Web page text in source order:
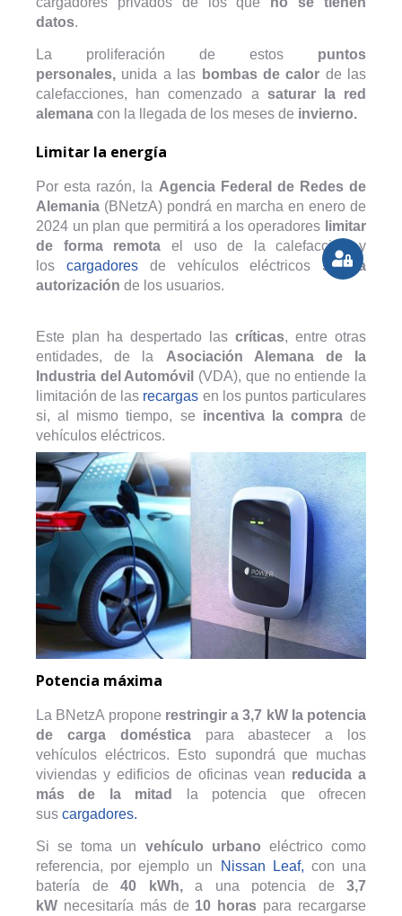
datos.
La proliferación de estos puntos
personales, unida a las bombas de calor de las
calefacciones, han comenzado a saturar la red
alemana con la llegada de los meses de invierno.
Limitar la energía
Por esta razón, la Agencia Federal de Redes de
Alemania (BNetzA) pondrá en marcha en enero de
2024 un plan que permitirá a los operadores limitar
de forma remota el uso de la calefacción y
los cargadoresde vehículos eléctricossin la
autorización de los usuarios.
Este plan ha despertado las críticas, entre otras
entidades, de la Asociación Alemana de la
Industria del Automóvil (VDA), que no entiende la
limitación de las recargas en los puntos particulares
si, al mismo tiempo, se incentiva la comprade
vehículos eléctricos.
Potencia máxima
La BNetzA propone restringir a 3,7 kW la potencia
de carga domésticapara abastecer a los
vehículos eléctricos. Esto supondrá que muchas
viviendas y edificios de oficinas vean reducida a
más de la mitad
la potencia que ofrecen
sus cargadores.
Si se toma un vehículo urbano eléctrico como
referencia, por ejemplo un
Nissan Leaf, con una
batería de 40 kWh,a una potencia de 3,7
kW necesitaría más de 10 horas para recargarse